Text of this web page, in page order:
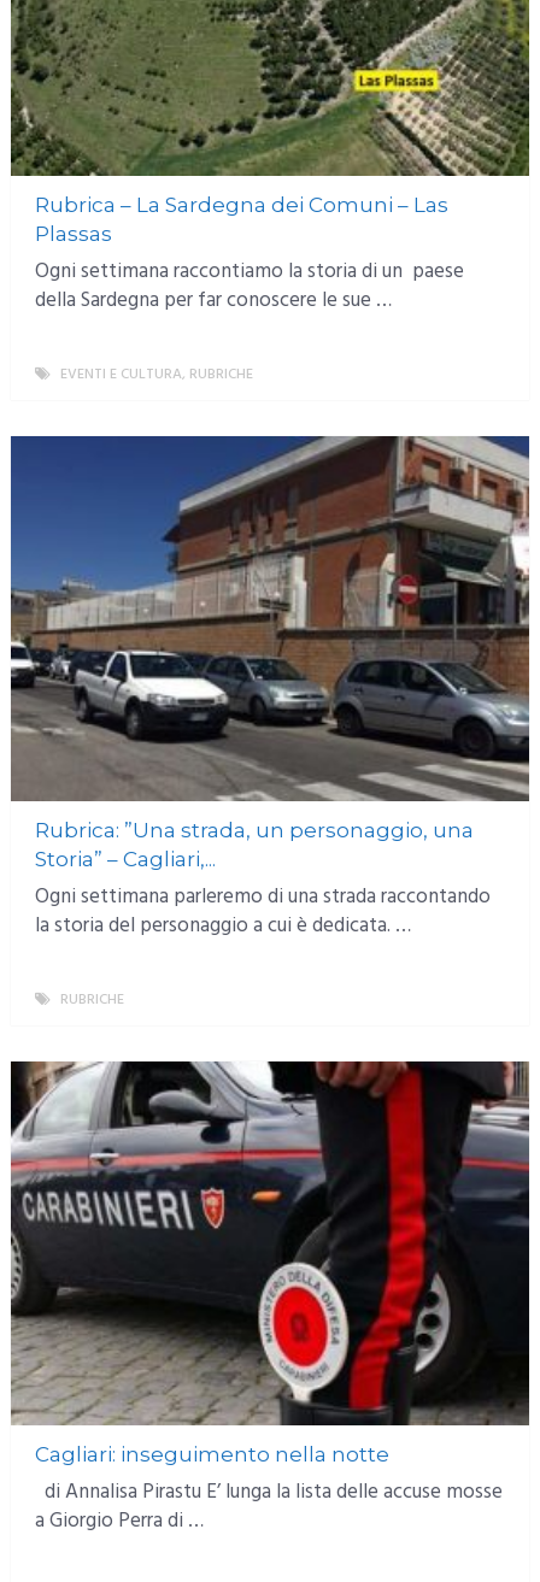
Rubrica – La Sardegna dei Comuni – Las
Plassas
Ogni settimana raccontiamo la storia di un paese
della Sardegna per far conoscere le sue …
EVENTI E CULTURA, RUBRICHE
Rubrica: ”Una strada, un personaggio, una
Storia” – Cagliari,...
Ogni settimana parleremo di una strada raccontando
la storia del personaggio a cui è dedicata. …
RUBRICHE
Cagliari: inseguimento nella notte
di Annalisa Pirastu E’ lunga la lista delle accuse mosse
a Giorgio Perra di …